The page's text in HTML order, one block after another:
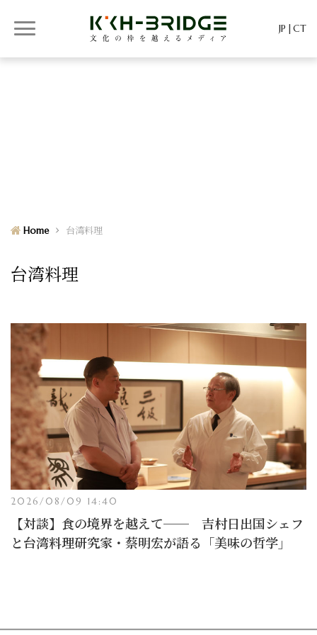
JP CT
Home 台湾料理
台湾料理
2026/08/09 14:40
【対談】食の境界を越えて── 吉村日出国シェフ
と台湾料理研究家・蔡明宏が語る「美味の哲学」